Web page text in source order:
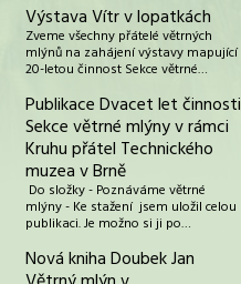
Výstava Vítr v lopatkách
Zveme všechny přátelé větrných
mlýnů na zahájení výstavy mapující
20-letou činnost Sekce větrné…
Publikace Dvacet let činnosti
Sekce větrné mlýny v rámci
Kruhu přátel Technického
muzea v Brně
Do složky - Poznáváme větrné
mlýny - Ke stažení jsem uložil celou
publikaci. Je možno si ji po…
Nová kniha Doubek Jan